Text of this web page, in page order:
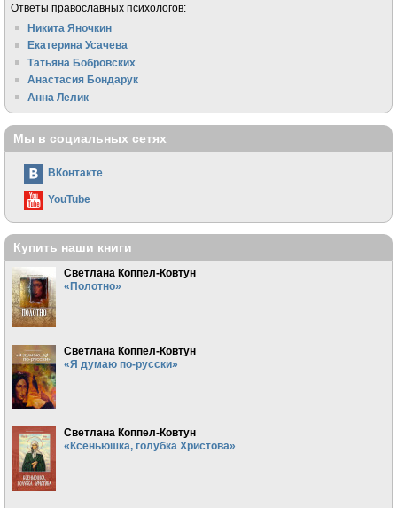
Ответы православных психологов:
Никита Яночкин
Екатерина Усачева
Татьяна Бобровских
Анастасия Бондарук
Анна Лелик
Мы в социальных сетях
ВКонтакте
YouTube
Купить наши книги
Светлана Коппел-Ковтун
«Полотно»
Светлана Коппел-Ковтун
«Я думаю по-русски»
Светлана Коппел-Ковтун
«Ксеньюшка, голубка Христова»